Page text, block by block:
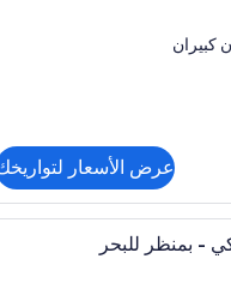
كبيران
عرض الأسعار
أغطية فراش متميزة وعناصر
- بمنظر للبحر